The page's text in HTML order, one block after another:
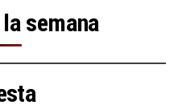
semana